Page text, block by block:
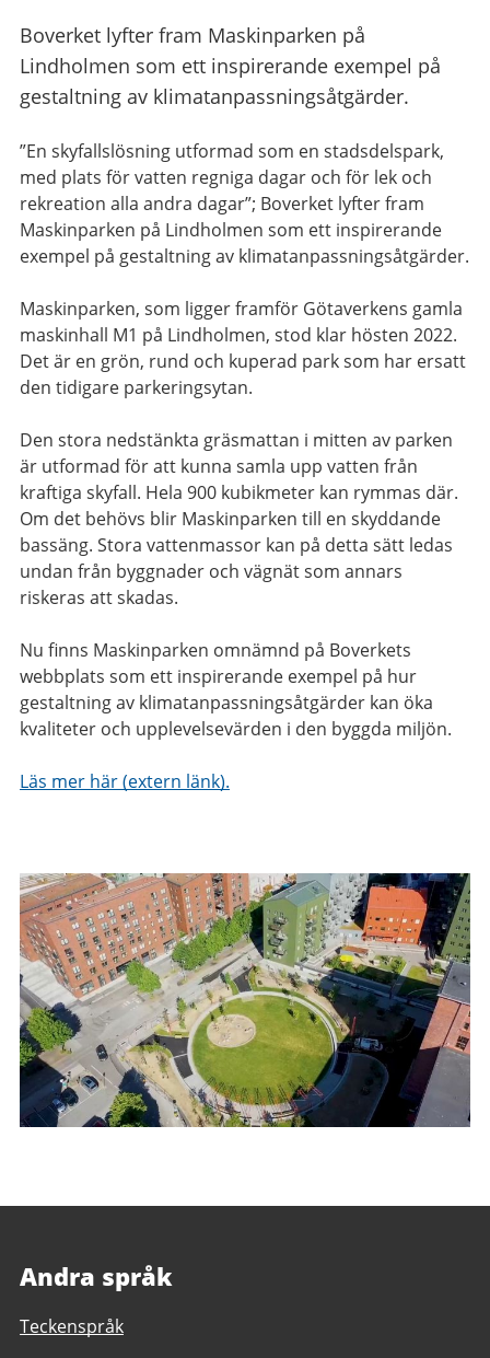
Boverket lyfter fram Maskinparken på
Lindholmen som ett inspirerande exempel på
gestaltning av klimatanpassningsåtgärder.
”En skyfallslösning utformad som en stadsdelspark,
med plats för vatten regniga dagar och för lek och
rekreation alla andra dagar”; Boverket lyfter fram
Maskinparken på Lindholmen som ett inspirerande
exempel på gestaltning av klimatanpassningsåtgärder.
Maskinparken, som ligger framför Götaverkens gamla
maskinhall M1 på Lindholmen, stod klar hösten 2022.
Det är en grön, rund och kuperad park som har ersatt
den tidigare parkeringsytan.
Den stora nedstänkta gräsmattan i mitten av parken
är utformad för att kunna samla upp vatten från
kraftiga skyfall. Hela 900 kubikmeter kan rymmas där.
Om det behövs blir Maskinparken till en skyddande
bassäng. Stora vattenmassor kan på detta sätt ledas
undan från byggnader och vägnät som annars
riskeras att skadas.
Nu finns Maskinparken omnämnd på Boverkets
webbplats som ett inspirerande exempel på hur
gestaltning av klimatanpassningsåtgärder kan öka
kvaliteter och upplevelsevärden i den byggda miljön.
Läs mer här (extern länk).
Andra språk
Teckenspråk